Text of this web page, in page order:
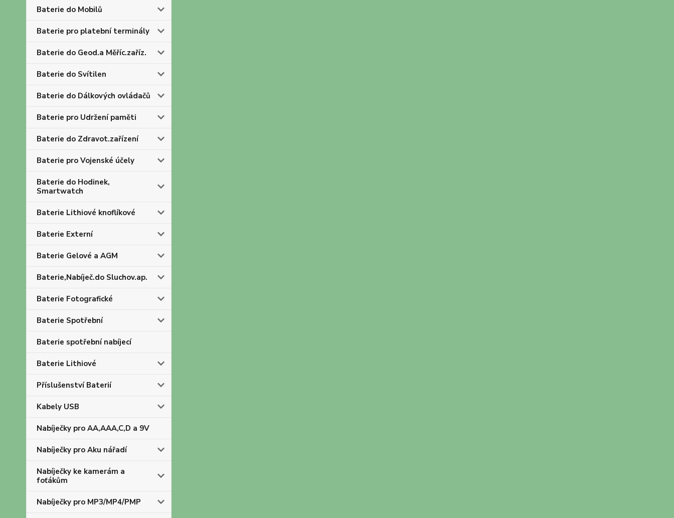
Baterie do Mobilů
Baterie pro platební terminály
Baterie do Geod.a Měříc.zaříz.
Baterie do Svítilen
Baterie do Dálkových ovládačů
Baterie pro Udržení paměti
Baterie do Zdravot.zařízení
Baterie pro Vojenské účely
Baterie do Hodinek,
Smartwatch
Baterie Lithiové knoflíkové
Baterie Externí
Baterie Gelové a AGM
Baterie,Nabíječ.do Sluchov.ap.
Baterie Fotografické
Baterie Spotřební
Baterie spotřební nabíjecí
Baterie Lithiové
Příslušenství Baterií
Kabely USB
Nabíječky pro AA,AAA,C,D a 9V
Nabíječky pro Aku nářadí
Nabíječky ke kamerám a
foťákům
Nabíječky pro MP3/MP4/PMP